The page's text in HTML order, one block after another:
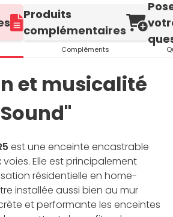
Produits
complémentaires
Compléments
et musicalité
est une enceinte encastrable
Elle est principalement
résidentielle en home-
installée aussi bien au mur
et performante les enceintes